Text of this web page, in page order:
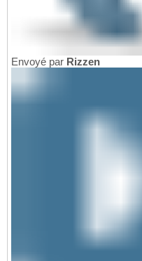
Envoyé par Rizzen